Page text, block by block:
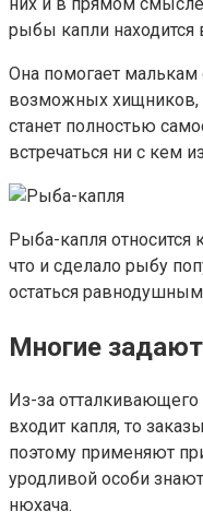
рыбы капли находится
Она помогает
возможных хищников,
станет полностью
встречаться ни с кем
Рыба-капля
что и сделало рыбу
остаться
Многие
Из-за отталкивающего
входит капля, то
поэтому применяют
уродливой особи
нюхача.